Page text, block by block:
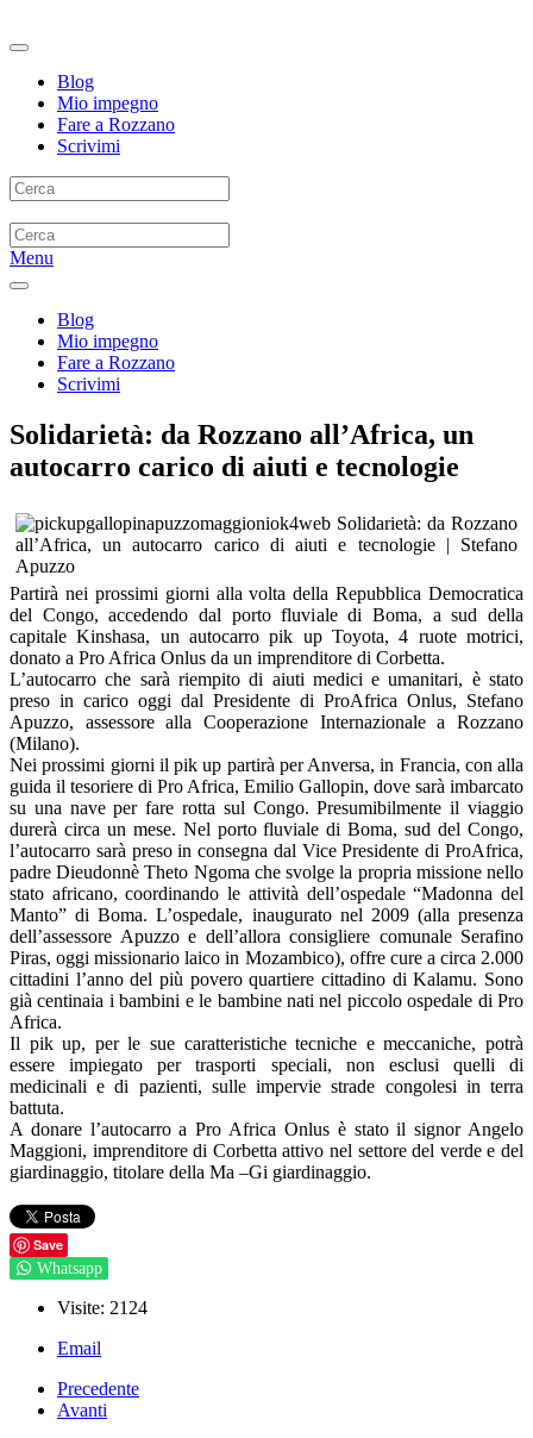
Blog
Mio impegno
Fare a Rozzano
Scrivimi
Menu
Blog
Mio impegno
Fare a Rozzano
Scrivimi
Solidarietà: da Rozzano all’Africa, un
autocarro carico di aiuti e tecnologie
Partirà nei prossimi giorni alla volta della Repubblica Democratica
del Congo, accedendo dal porto fluviale di Boma, a sud della
capitale Kinshasa, un autocarro pik up Toyota, 4 ruote motrici,
donato a Pro Africa Onlus da un imprenditore di Corbetta.
L’autocarro che sarà riempito di aiuti medici e umanitari, è stato
preso in carico oggi dal Presidente di ProAfrica Onlus, Stefano
Apuzzo, assessore alla Cooperazione Internazionale a Rozzano
(Milano).
Nei prossimi giorni il pik up partirà per Anversa, in Francia, con alla
guida il tesoriere di Pro Africa, Emilio Gallopin, dove sarà imbarcato
su una nave per fare rotta sul Congo. Presumibilmente il viaggio
durerà circa un mese. Nel porto fluviale di Boma, sud del Congo,
l’autocarro sarà preso in consegna dal Vice Presidente di ProAfrica,
padre Dieudonnè Theto Ngoma che svolge la propria missione nello
stato africano, coordinando le attività dell’ospedale “Madonna del
Manto” di Boma. L’ospedale, inaugurato nel 2009 (alla presenza
dell’assessore Apuzzo e dell’allora consigliere comunale Serafino
Piras, oggi missionario laico in Mozambico), offre cure a circa 2.000
cittadini l’anno del più povero quartiere cittadino di Kalamu. Sono
già centinaia i bambini e le bambine nati nel piccolo ospedale di Pro
Africa.
Il pik up, per le sue caratteristiche tecniche e meccaniche, potrà
essere impiegato per trasporti speciali, non esclusi quelli di
medicinali e di pazienti, sulle impervie strade congolesi in terra
battuta.
A donare l’autocarro a Pro Africa Onlus è stato il signor Angelo
Maggioni, imprenditore di Corbetta attivo nel settore del verde e del
giardinaggio, titolare della Ma –Gi giardinaggio.
Save
Whatsapp
Visite: 2124
Email
Precedente
Avanti